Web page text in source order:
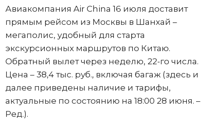
Авиакомпания Air China 16 июля доставит
прямым рейсом из Москвы в Шанхай –
мегаполис, удобный для старта
экскурсионных маршрутов по Китаю.
Обратный вылет через неделю, 22-го числа.
Цена – 38,4 тыс. руб., включая багаж (здесь и
далее приведены наличие и тарифы,
актуальные по состоянию на 18:00 28 июня. –
Ред.).